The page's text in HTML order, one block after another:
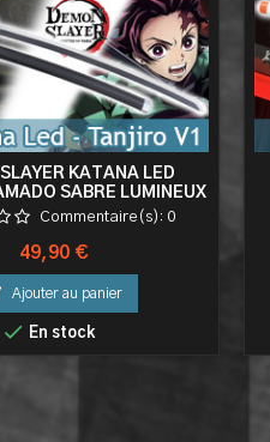
KATANA LED
SABRE LUMINEUX
NO YAIBA
Commentaire(s): 0
Prix
49,90 €
Ajouter au panier
 En stock